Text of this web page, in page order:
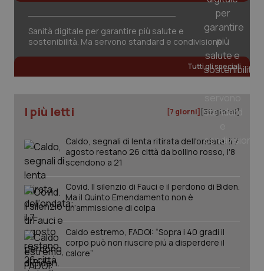
Sanità digitale per garantire più salute e
sostenibilità. Ma servono standard e condivisione
Tutti gli speciali
I più letti [7 giorni] [30 giorni]
Caldo, segnali di lenta ritirata dell'ondata: il 7
agosto restano 26 città da bollino rosso, l'8
scendono a 21
Covid. Il silenzio di Fauci e il perdono di Biden.
Ma il Quinto Emendamento non è
un’ammissione di colpa
Caldo estremo, FADOI: “Sopra i 40 gradi il
corpo può non riuscire più a disperdere il
calore”
PHPSESSID